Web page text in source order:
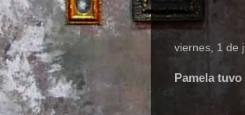
viernes, 1 de
Pamela